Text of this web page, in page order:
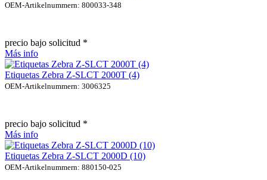
OEM-Artikelnummern: 800033-348
precio bajo solicitud *
Más info
Etiquetas Zebra Z-SLCT 2000T (4)
OEM-Artikelnummern: 3006325
precio bajo solicitud *
Más info
Etiquetas Zebra Z-SLCT 2000D (10)
OEM-Artikelnummern: 880150-025